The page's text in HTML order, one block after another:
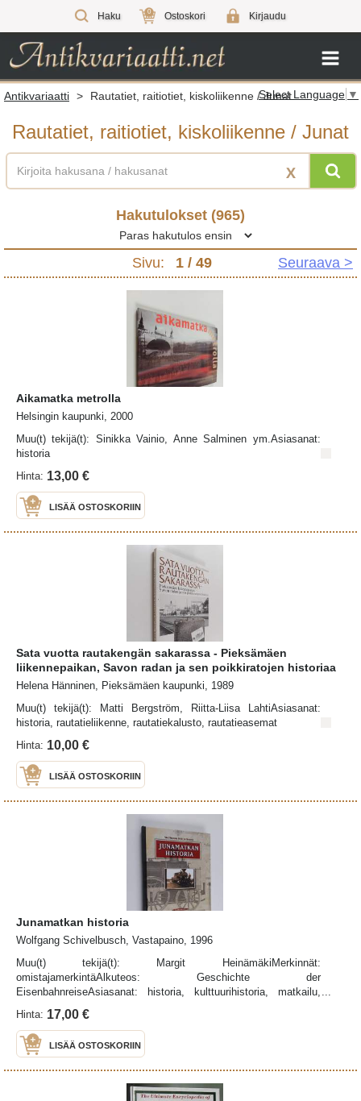
Haku 0 Ostoskori Kirjaudu
Select Language ▼
Antikvariaatti > Rautatiet, raitiotiet, kiskoliikenne / Junat
Rautatiet, raitiotiet, kiskoliikenne / Junat
X
Hakutulokset (965)
Sivu: 1 / 49 Seuraava >
Aikamatka metrolla
Helsingin kaupunki, 2000
Muu(t) tekijä(t): Sinikka Vainio, Anne Salminen ym.Asiasanat:
historia
Hinta: 13,00 €
LISÄÄ OSTOSKORIIN
Sata vuotta rautakengän sakarassa - Pieksämäen
liikennepaikan, Savon radan ja sen poikkiratojen historiaa
Helena Hänninen, Pieksämäen kaupunki, 1989
Muu(t) tekijä(t): Matti Bergström, Riitta-Liisa LahtiAsiasanat:
historia, rautatieliikenne, rautatiekalusto, rautatieasemat
Hinta: 10,00 €
LISÄÄ OSTOSKORIIN
Junamatkan historia
Wolfgang Schivelbusch, Vastapaino, 1996
Muu(t) tekijä(t): Margit HeinämäkiMerkinnät:
omistajamerkintäAlkuteos: Geschichte der
EisenbahnreiseAsiasanat: historia, kulttuurihistoria, matkailu,
Hinta: 17,00 €
LISÄÄ OSTOSKORIIN